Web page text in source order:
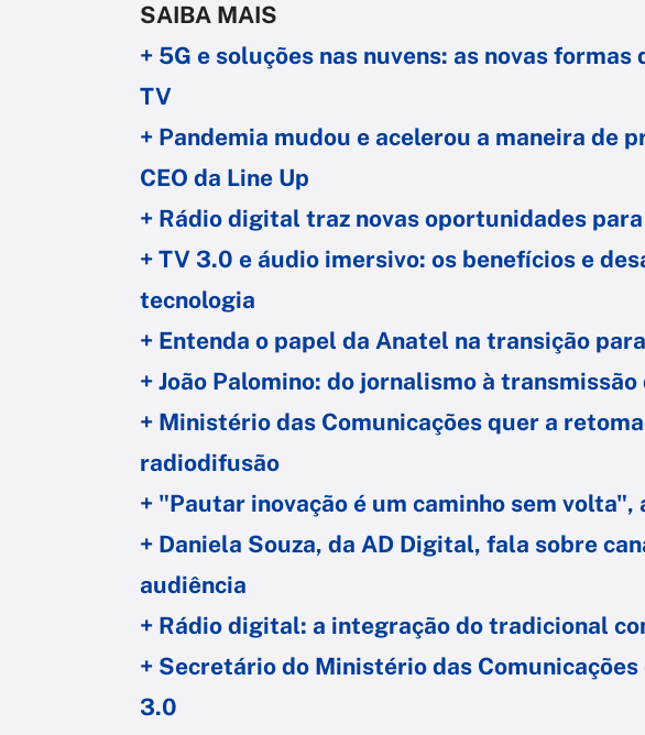
SAIBA MAIS
+ 5G e soluções nas nuvens: as novas
TV
+ Pandemia mudou e acelerou a maneira de
CEO da Line Up
+ Rádio digital traz novas oportunidades
+ TV 3.0 e áudio imersivo: os benefícios e
tecnologia
+ Entenda o papel da Anatel na transição
+ João Palomino: do jornalismo à
+ Ministério das Comunicações quer a
radiodifusão
+ "Pautar inovação é um caminho sem volta",
+ Daniela Souza, da AD Digital, fala sobre
audiência
+ Rádio digital: a integração do tradicional
+ Secretário do Ministério das
3.0